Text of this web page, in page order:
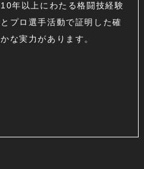
10年以上にわたる格闘技経験
とプロ選手活動で証明した確
かな実力があります。